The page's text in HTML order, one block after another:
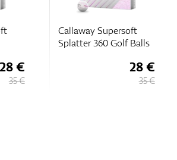
Callaway Supersoft
Splatter 360 Golf Balls
Callaway
(2025)